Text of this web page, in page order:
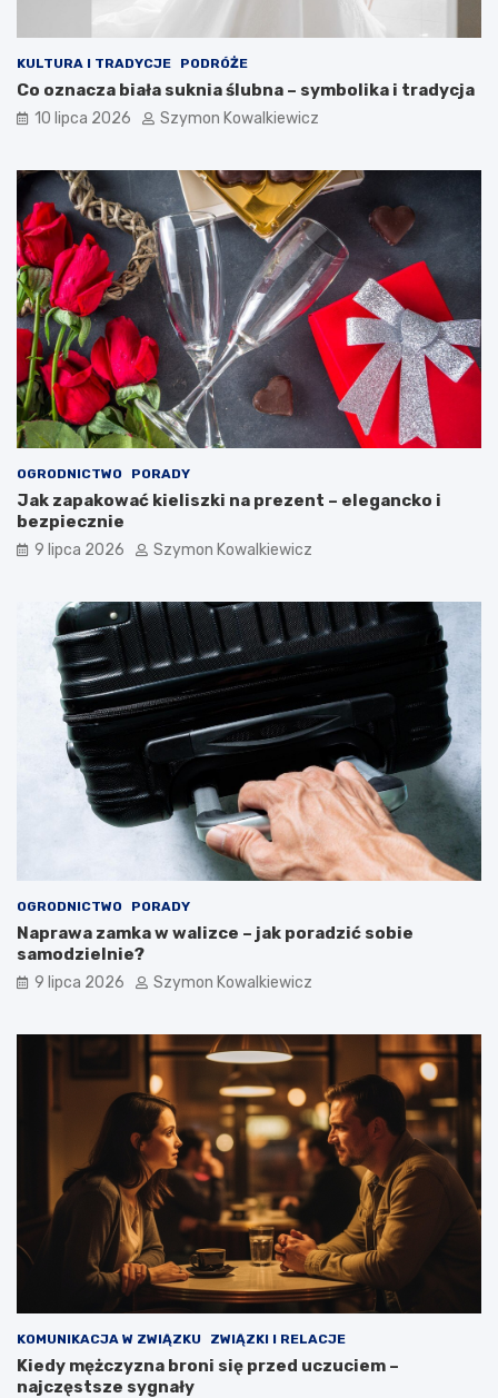
KULTURA I TRADYCJE PODRÓŻE
Co oznacza biała suknia ślubna – symbolika i tradycja
10 lipca 2026 Szymon Kowalkiewicz
OGRODNICTWO PORADY
Jak zapakować kieliszki na prezent – elegancko i
bezpiecznie
9 lipca 2026 Szymon Kowalkiewicz
OGRODNICTWO PORADY
Naprawa zamka w walizce – jak poradzić sobie
samodzielnie?
9 lipca 2026 Szymon Kowalkiewicz
KOMUNIKACJA W ZWIĄZKU ZWIĄZKI I RELACJE
Kiedy mężczyzna broni się przed uczuciem –
najczęstsze sygnały